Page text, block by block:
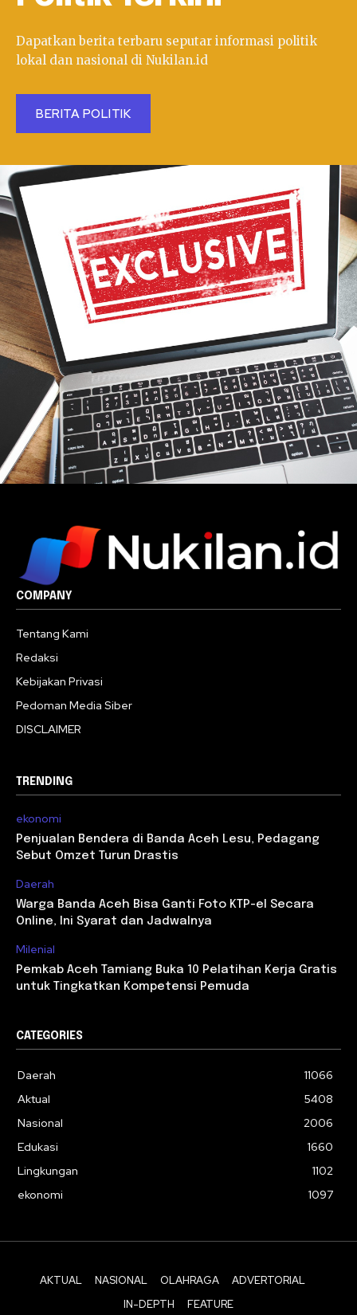
Dapatkan berita terbaru seputar informasi politik
lokal dan nasional di Nukilan.id
BERITA POLITIK
COMPANY
Tentang Kami
Redaksi
Kebijakan Privasi
Pedoman Media Siber
DISCLAIMER
TRENDING
ekonomi
Penjualan Bendera di Banda Aceh Lesu, Pedagang
Sebut Omzet Turun Drastis
Daerah
Warga Banda Aceh Bisa Ganti Foto KTP-el Secara
Online, Ini Syarat dan Jadwalnya
Milenial
Pemkab Aceh Tamiang Buka 10 Pelatihan Kerja Gratis
untuk Tingkatkan Kompetensi Pemuda
CATEGORIES
Daerah
11066
Aktual
5408
Nasional
2006
Edukasi
1660
Lingkungan
1102
ekonomi
1097
AKTUAL NASIONAL OLAHRAGA
ADVERTORIAL
IN-DEPTH
FEATURE